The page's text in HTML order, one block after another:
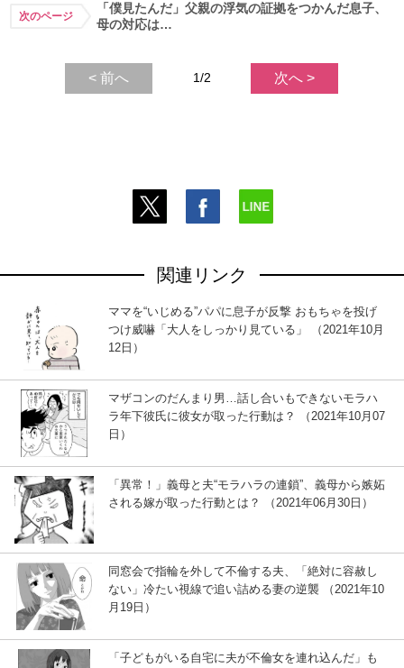
次のページ
「僕見たんだ」父親の浮気の証拠をつかんだ息子、
母の対応は…
< 前へ 1/2 次へ >
関連リンク
ママを“いじめる”パパに息子が反撃 おもちゃを投げ
つけ威嚇「大人をしっかり見ている」 （2021年10月
12日）
マザコンのだんまり男…話し合いもできないモラハ
ラ年下彼氏に彼女が取った行動は？ （2021年10月07
日）
「異常！」義母と夫“モラハラの連鎖”、義母から嫉妬
される嫁が取った行動とは？ （2021年06月30日）
同窓会で指輪を外して不倫する夫、「絶対に容赦し
ない」冷たい視線で追い詰める妻の逆襲 （2021年10
月19日）
「子どもがいる自宅に夫が不倫女を連れ込んだ」も